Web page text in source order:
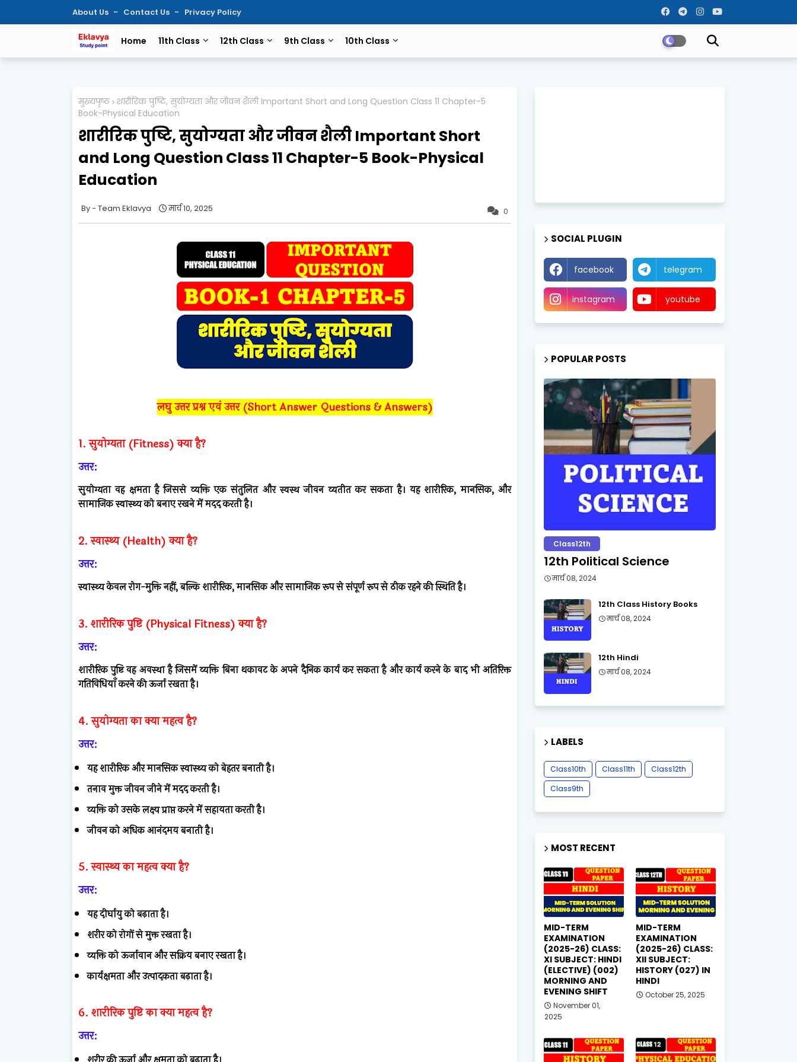
About Us Contact Us Privacy Policy
Home 11th Class 12th Class 9th Class 10th Class
मुख्यपृष्ठ शारीरिक पुष्टि, सुयोग्यता और जीवन शैली Important Short and Long Question Class 11 Chapter-5
Book-Physical Education
शारीरिक पुष्टि, सुयोग्यता और जीवन शैली Important Short
and Long Question Class 11 Chapter-5 Book-Physical
Education
0
Team Eklavya मार्च 10, 2025
लघु उत्तर प्रश्न एवं उत्तर (Short Answer Questions & Answers)
1. सुयोग्यता (Fitness) क्या है?
उत्तर:
सुयोग्यता वह क्षमता है जिससे व्यक्ति एक संतुलित और स्वस्थ जीवन व्यतीत कर सकता है। यह शारीरिक, मानसिक, और
सामाजिक स्वास्थ्य को बनाए रखने में मदद करती है।
2. स्वास्थ्य (Health) क्या है?
उत्तर:
स्वास्थ्य केवल रोग-मुक्ति नहीं, बल्कि शारीरिक, मानसिक और सामाजिक रूप से संपूर्ण रूप से ठीक रहने की स्थिति है।
3. शारीरिक पुष्टि (Physical Fitness) क्या है?
उत्तर:
शारीरिक पुष्टि वह अवस्था है जिसमें व्यक्ति बिना थकावट के अपने दैनिक कार्य कर सकता है और कार्य करने के बाद भी अतिरिक्त
गतिविधियाँ करने की ऊर्जा रखता है।
4. सुयोग्यता का क्या महत्व है?
उत्तर:
यह शारीरिक और मानसिक स्वास्थ्य को बेहतर बनाती है।
तनाव मुक्त जीवन जीने में मदद करती है।
व्यक्ति को उसके लक्ष्य प्राप्त करने में सहायता करती है।
जीवन को अधिक आनंदमय बनाती है।
5. स्वास्थ्य का महत्व क्या है?
उत्तर:
यह दीर्घायु को बढ़ाता है।
शरीर को रोगों से मुक्त रखता है।
व्यक्ति को ऊर्जावान और सक्रिय बनाए रखता है।
कार्यक्षमता और उत्पादकता बढ़ाता है।
6. शारीरिक पुष्टि का क्या महत्व है?
उत्तर:
SOCIAL PLUGIN
facebook telegram
instagram youtube
POPULAR POSTS
Class12th
12th Political Science
मार्च 08, 2024
12th Class History Books
मार्च 08, 2024
12th Hindi
मार्च 08, 2024
LABELS
Class10th Class11th
Class12th
Class9th
MOST RECENT
MID-TERM
EXAMINATION
(2025-26) CLASS:
XI SUBJECT: HINDI
(ELECTIVE) (002)
MORNING AND
EVENING SHIFT
November 01,
2025
MID-TERM
EXAMINATION
(2025-26) CLASS:
XII SUBJECT:
HISTORY (027) IN
HINDI
October 25, 2025